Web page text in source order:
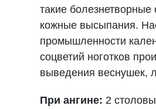
такие
кожные высыпания.
промышленности
соцветий ноготков
выведения веснушек,
При ангине: 2